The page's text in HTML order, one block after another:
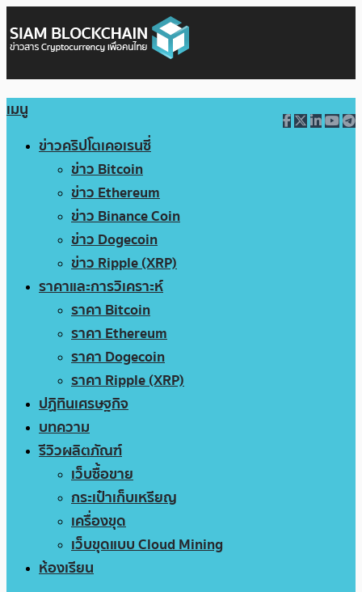
เมนู
ข่าวคริปโตเคอเรนซี่
ข่าว Bitcoin
ข่าว Ethereum
ข่าว Binance Coin
ข่าว Dogecoin
ข่าว Ripple (XRP)
ราคาและการวิเคราะห์
ราคา Bitcoin
ราคา Ethereum
ราคา Dogecoin
ราคา Ripple (XRP)
ปฏิทินเศรษฐกิจ
บทความ
รีวิวผลิตภัณฑ์
เว็บซื้อขาย
กระเป๋าเก็บเหรียญ
เครื่องขุด
เว็บขุดแบบ Cloud Mining
ห้องเรียน